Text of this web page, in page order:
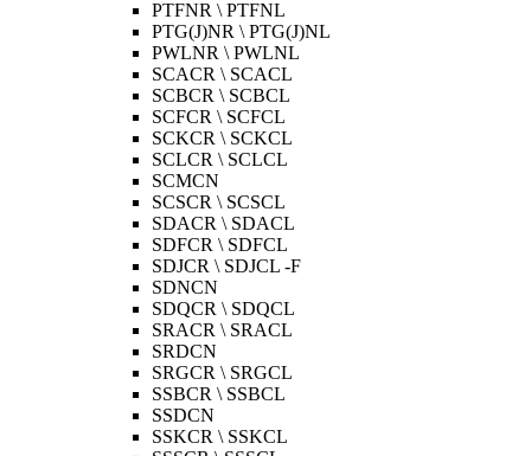
PTFNR \ PTFNL
PTG(J)NR \ PTG(J)NL
PWLNR \ PWLNL
SCACR \ SCACL
SCBCR \ SCBCL
SCFCR \ SCFCL
SCKCR \ SCKCL
SCLCR \ SCLCL
SCMCN
SCSCR \ SCSCL
SDACR \ SDACL
SDFCR \ SDFCL
SDJCR \ SDJCL -F
SDNCN
SDQCR \ SDQCL
SRACR \ SRACL
SRDCN
SRGCR \ SRGCL
SSBCR \ SSBCL
SSDCN
SSKCR \ SSKCL